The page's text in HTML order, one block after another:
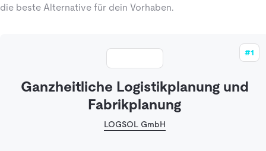
die beste Alternative für dein Vorhaben.
#1
Ganzheitliche Logistikplanung und
Fabrikplanung
LOGSOL GmbH